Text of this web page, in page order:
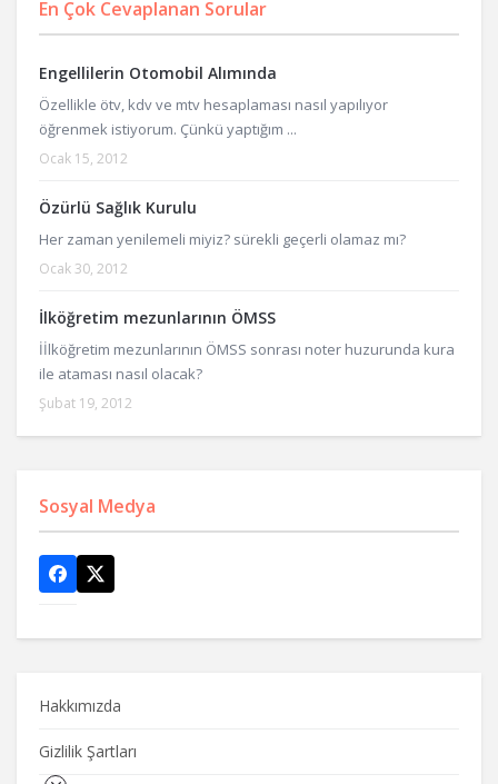
En Çok Cevaplanan Sorular
Engellilerin Otomobil Alımında
Özellikle ötv, kdv ve mtv hesaplaması nasıl yapılıyor
öğrenmek istiyorum. Çünkü yaptığım ...
Ocak 15, 2012
Özürlü Sağlık Kurulu
Her zaman yenilemeli miyiz? sürekli geçerli olamaz mı?
Ocak 30, 2012
İlköğretim mezunlarının ÖMSS
İİlköğretim mezunlarının ÖMSS sonrası noter huzurunda kura
ile ataması nasıl olacak?
Şubat 19, 2012
Sosyal Medya
Hakkımızda
Gizlilik Şartları